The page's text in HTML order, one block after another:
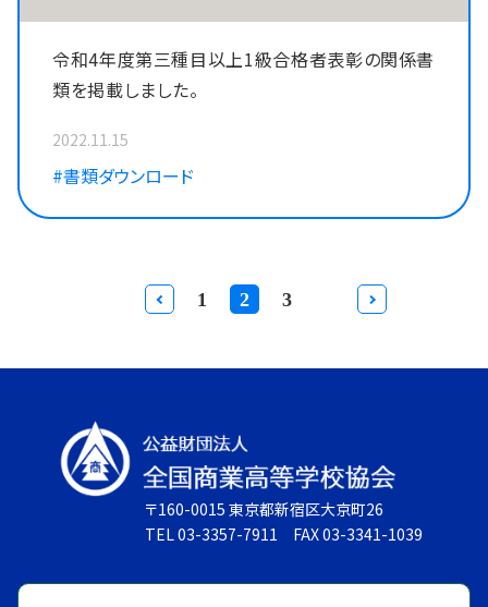
令和4年度第三種目以上1級合格者表彰の関係書
類を掲載しました。
2022.11.15
#書類ダウンロード
1 2 3
〒160-0015 東京都新宿区大京町26
TEL 03-3357-7911 FAX 03-3341-1039